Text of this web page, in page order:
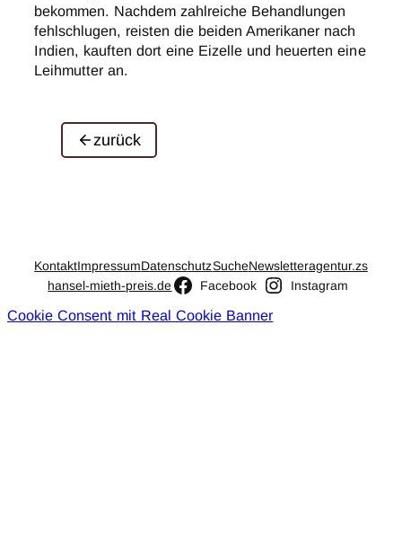
bekommen. Nachdem zahlreiche Behandlungen
fehlschlugen, reisten die beiden Amerikaner nach
Indien, kauften dort eine Eizelle und heuerten eine
Leihmutter an.
zurück
KontaktImpressumDatenschutzSucheNewsletteragentur.zs
hansel-mieth-preis.de
Facebook Instagram
Cookie Consent mit Real Cookie Banner